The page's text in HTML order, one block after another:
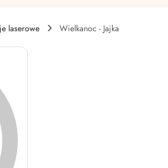
laserowe
Wielkanoc - Jajka